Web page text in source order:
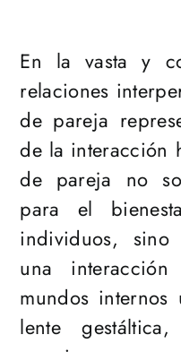
En la vasta y
relaciones
de pareja
de la interacción
de pareja no
para el
individuos, sino
una
mundos
lente